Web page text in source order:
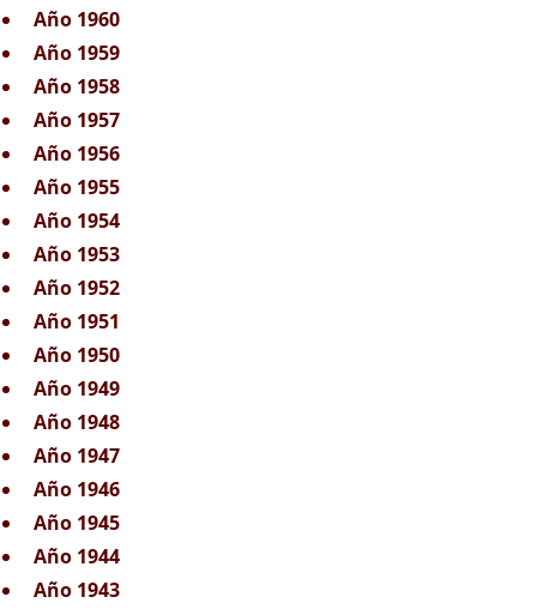
Año 1960
Año 1959
Año 1958
Año 1957
Año 1956
Año 1955
Año 1954
Año 1953
Año 1952
Año 1951
Año 1950
Año 1949
Año 1948
Año 1947
Año 1946
Año 1945
Año 1944
Año 1943